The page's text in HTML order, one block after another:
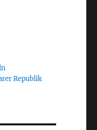
Republik